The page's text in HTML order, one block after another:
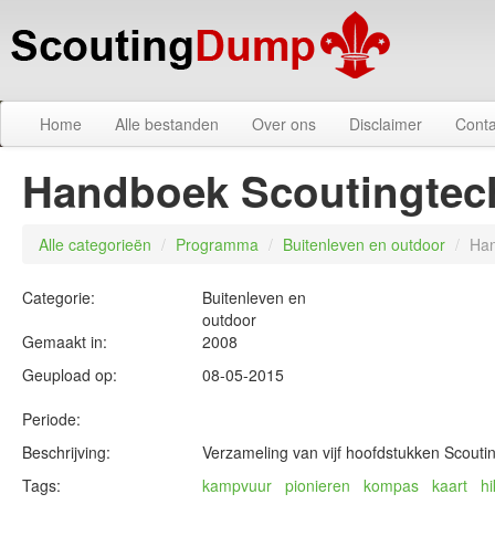
Home Alle bestanden Over ons Disclaimer
Handboek
Alle categorieën / Programma / Buitenleven en outdoor /
Categorie:
Buitenleven en
outdoor
Gemaakt in:
2008
Geupload op:
08-05-2015
Periode:
Beschrijving:
Verzameling van vijf hoofdstukken
Tags:
kampvuur pionieren kompas kaart